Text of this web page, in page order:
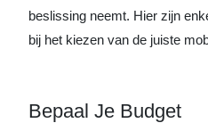
beslissing neemt. Hier zijn
bij het kiezen van de juiste
Bepaal Je Budget